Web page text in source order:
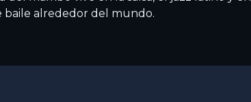
baile alrededor del mundo.